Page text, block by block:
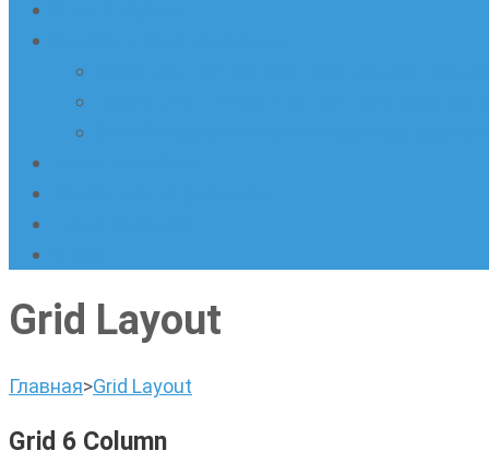
Grid Layout
Главная>Grid Layout
Grid 6 Column